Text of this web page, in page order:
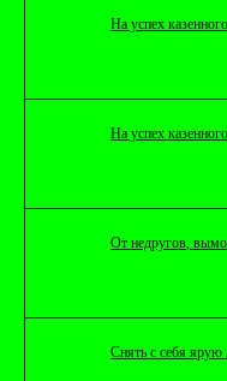
На успех
На успех
От недругов,
Снять с себя ярую